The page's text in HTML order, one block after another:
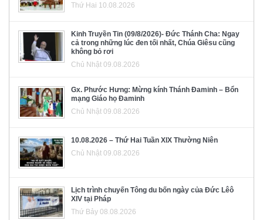
Thứ Hai 10.08.2026
Kinh Truyền Tin (09/8/2026)- Đức Thánh Cha: Ngay
cả trong những lúc đen tối nhất, Chúa Giêsu cũng
không bỏ rơi
Chủ Nhật 09.08.2026
Gx. Phước Hưng: Mừng kính Thánh Đaminh – Bổn
mạng Giáo họ Đaminh
Chủ Nhật 09.08.2026
10.08.2026 – Thứ Hai Tuần XIX Thường Niên
Chủ Nhật 09.08.2026
Lịch trình chuyến Tông du bốn ngày của Đức Lêô
XIV tại Pháp
Thứ Bảy 08.08.2026